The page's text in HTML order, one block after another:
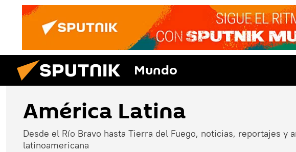
Mundo
América Latina
Desde el Río Bravo hasta Tierra del Fuego, noticias, reportajes y
latinoamericana